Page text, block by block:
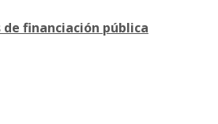
financiación pública